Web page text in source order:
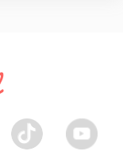
TikTok Youtube